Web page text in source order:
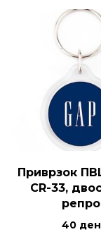
Приврзок
CR-33,
репро
40 ден